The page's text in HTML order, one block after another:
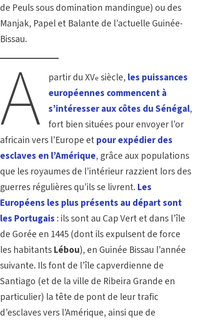
de Peuls sous domination mandingue) ou des
Manjak, Papel et Balante de l’actuelle Guinée-
Bissau.
A partir du XVe siècle, les puissances
européennes commencent à
s’intéresser aux côtes du Sénégal,
fort bien situées pour envoyer l’or
africain vers l’Europe etpour expédier des
esclaves en l’Amérique, grâce aux populations
que les royaumes de l’intérieur razzient lors des
guerres régulières qu’ils se livrent. Les
Européens les plus présents au départ sont
les Portugais : ils sont au Cap Vert et dans l’île
de Gorée en 1445 (dont ils expulsent de force
les habitantsLébou), en Guinée Bissau l’année
suivante. Ils font de l’île capverdienne de
Santiago (et de la ville de Ribeira Grande en
particulier) la tête de pont de leur trafic
d’esclaves vers l’Amérique, ainsi que de